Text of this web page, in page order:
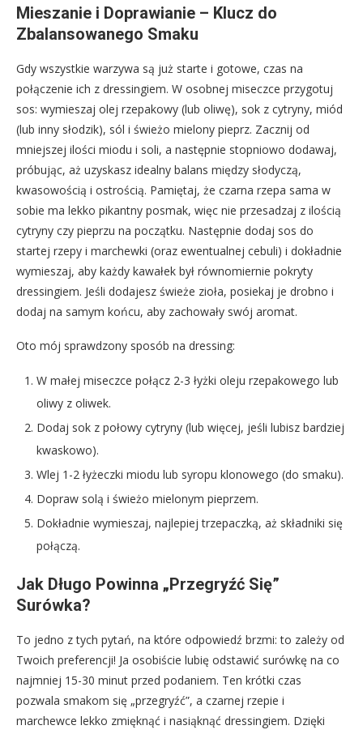
Mieszanie i Doprawianie – Klucz do
Zbalansowanego Smaku
Gdy wszystkie warzywa są już starte i gotowe, czas na
połączenie ich z dressingiem. W osobnej miseczce przygotuj
sos: wymieszaj olej rzepakowy (lub oliwę), sok z cytryny, miód
(lub inny słodzik), sól i świeżo mielony pieprz. Zacznij od
mniejszej ilości miodu i soli, a następnie stopniowo dodawaj,
próbując, aż uzyskasz idealny balans między słodyczą,
kwasowością i ostrością. Pamiętaj, że czarna rzepa sama w
sobie ma lekko pikantny posmak, więc nie przesadzaj z ilością
cytryny czy pieprzu na początku. Następnie dodaj sos do
startej rzepy i marchewki (oraz ewentualnej cebuli) i dokładnie
wymieszaj, aby każdy kawałek był równomiernie pokryty
dressingiem. Jeśli dodajesz świeże zioła, posiekaj je drobno i
dodaj na samym końcu, aby zachowały swój aromat.
Oto mój sprawdzony sposób na dressing:
W małej miseczce połącz 2-3 łyżki oleju rzepakowego lub
oliwy z oliwek.
Dodaj sok z połowy cytryny (lub więcej, jeśli lubisz bardziej
kwaskowo).
Wlej 1-2 łyżeczki miodu lub syropu klonowego (do smaku).
Dopraw solą i świeżo mielonym pieprzem.
Dokładnie wymieszaj, najlepiej trzepaczką, aż składniki się
połączą.
Jak Długo Powinna „Przegryźć Się”
Surówka?
To jedno z tych pytań, na które odpowiedź brzmi: to zależy od
Twoich preferencji! Ja osobiście lubię odstawić surówkę na co
najmniej 15-30 minut przed podaniem. Ten krótki czas
pozwala smakom się „przegryźć”, a czarnej rzepie i
marchewce lekko zmięknąć i nasiąknąć dressingiem. Dzięki